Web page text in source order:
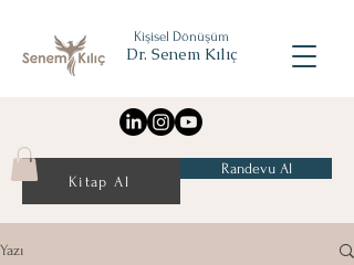
Kişisel Dönüşüm
Dr. Senem Kılıç
Kitap Al
Randevu Al
Yazı